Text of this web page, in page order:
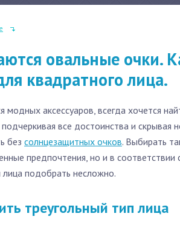
овальные очки.
квадратного лица.
модных аксессуаров, всегда хочется
все достоинства и скрывая
без солнцезащитных очков. Выбирать
предпочтения, но и в
подобрать несложно.
треугольный тип лица